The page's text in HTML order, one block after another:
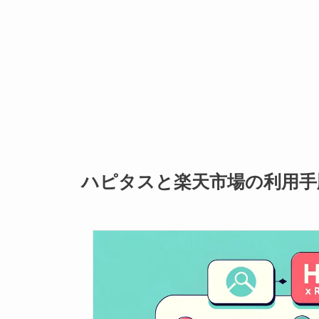
ハピタスと楽天市場の利用